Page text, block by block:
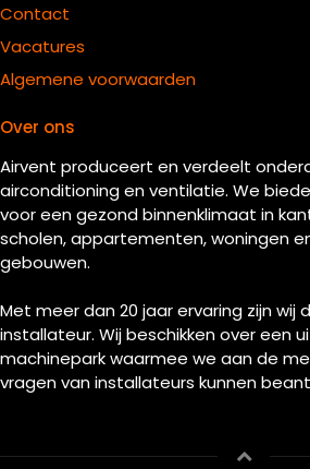
Contact
Vacatures
Algemene voorwaarden
Over ons
Airvent produceert en verdeelt
airconditioning en ventilatie. We
voor een gezond binnenklimaat in
scholen, appartementen, woningen
gebouwen.
Met meer dan 20 jaar ervaring zijn wij
installateur. Wij beschikken over een
machinepark waarmee we aan de
vragen van installateurs kunnen